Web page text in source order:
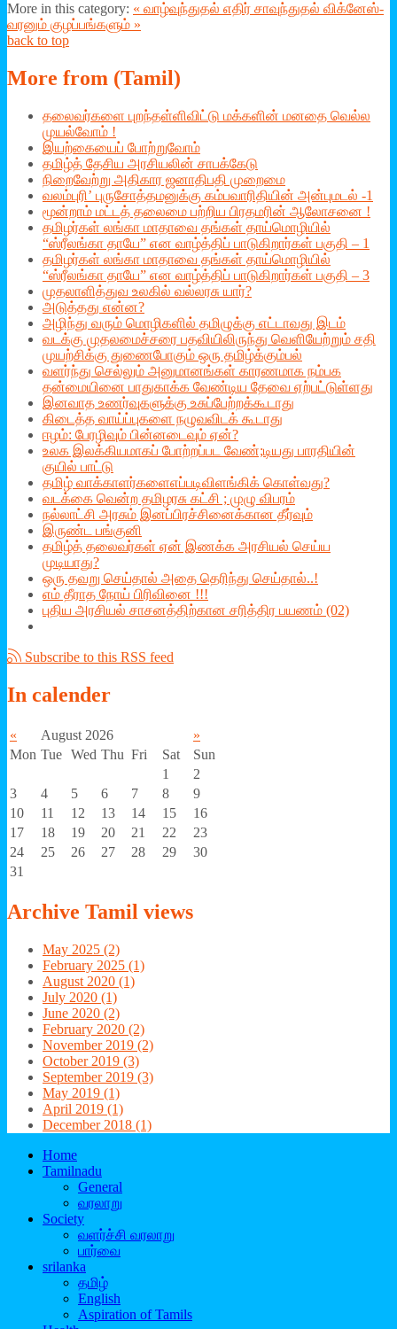
More in this category: « வாழ்வுந்துதல் எதிர் சாவுந்துதல் விக்­னேஸ்­
வ­ரனும் குழப்­பங்­களும் »
back to top
More from (Tamil)
தலைவர்களை புறந்தள்ளிவிட்டு மக்களின் மனதை வெல்ல
முயல்வோம் !
இயற்கையைப் போற்றுவோம்
தமிழ்த் தேசிய அரசியலின் சாபக்கேடு
நிறைவேற்று அதிகார ஜனாதிபதி முறைமை
வலம்புரி’ புருசோத்தமனுக்கு கம்பவாரிதியின் அன்புமடல் -1
மூன்றாம் மட்டத் தலைமை பற்றிய பிரதமரின் ஆலோசனை !
தமிழர்கள் லங்கா மாதாவை தங்கள் தாய்மொழியில்
“ஸ்ரீலங்கா தாயே” என வாழ்த்திப் பாடுகிறார்கள் பகுதி – 1
தமிழர்கள் லங்கா மாதாவை தங்கள் தாய்மொழியில்
“ஸ்ரீலங்கா தாயே” என வாழ்த்திப் பாடுகிறார்கள் பகுதி – 3
முதலாளித்துவ உலகில் வல்லரசு யார்?
அடுத்தது என்ன?
அழிந்து வரும் மொழிகளில் தமிழுக்கு எட்டாவது இடம்
வடக்கு முதலமைச்சரை பதவியிலிருந்து வெளியேற்றும் சதி
முயற்சிக்கு துணைபோகும் ஒரு தமிழ்க்கும்பல்
வளர்ந்து செல்லும் அனுமானங்கள் காரணமாக நம்பக
தன்மையினை பாதுகாக்க வேண்டிய தேவை ஏற்பட்டுள்ளது
இனவாத உணர்வுகளுக்கு உசுப்பேற்றக்கூடாது
கிடைத்த வாய்ப்புகளை நழுவவிடக் கூடாது
ஈழம்: பேரழிவும் பின்னடைவும் ஏன்?
உலக இலக்கியமாகப் போற்றப்பட வேண்;டியது பாரதியின்
குயில் பாட்டு
தமிழ் வாக்காளர்களைஎப்படிவிளங்கிக் கொள்வது?
வடக்கை வென்ற தமிழரசு கட்சி ; முழு விபரம்
நல்லாட்சி அரசும் இனப்பிரச்சினைக்கான தீர்வும்
இருண்ட பங்குனி
தமிழ்த் தலைவர்கள் ஏன் இணக்க அரசியல் செய்ய
முடியாது?
ஒரு தவறு செய்தால் அதை தெரிந்து செய்தால்..!
எம் தீராத நோய் பிரிவினை !!!
புதிய அரசியல் சாசனத்திற்கான சரித்திர பயணம் (02)
Subscribe to this RSS feed
In calender
« August 2026
»
Mon Tue Wed Thu Fri Sat
Sun
1
2
3
4 5 6 7 8
9
10
11 12 13 14 15
16
17
18 19 20 21 22
23
24
25 26 27 28 29
30
31
Archive Tamil views
May 2025 (2)
February 2025 (1)
August 2020 (1)
July 2020 (1)
June 2020 (2)
February 2020 (2)
November 2019 (2)
October 2019 (3)
September 2019 (3)
May 2019 (1)
April 2019 (1)
December 2018 (1)
Home
Tamilnadu
General
வரலாறு
Society
வளர்ச்சி வரலாறு
பார்வை
srilanka
தமிழ்
English
Aspiration of Tamils